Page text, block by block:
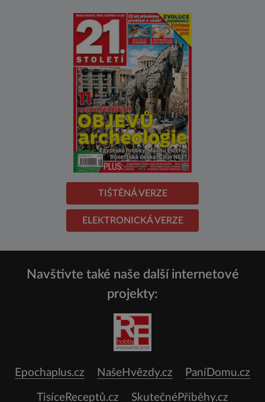
TIŠTĚNÁ VERZE
ELEKTRONICKÁ VERZE
Navštivte také naše další internetové
projekty:
Epochaplus.cz NašeHvězdy.cz PaníDomu.cz
TisíceReceptů.cz SkutečnéPříběhy.cz